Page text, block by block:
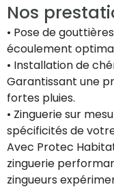
Nos
• Pose de
écoulement
• Installation de
Garantissant une
fortes pluies.
• Zinguerie sur
spécificités de
Avec Protec
zinguerie
zingueurs